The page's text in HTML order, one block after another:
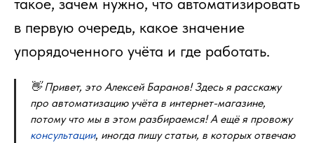
такое, зачем нужно, что автоматизировать
в первую очередь, какое значение
упорядоченного учёта и где работать.
👋 Привет, это Алексей Баранов! Здесь я расскажу
про автоматизацию учёта в интернет-магазине,
потому что мы в этом разбираемся! А ещё я провожу
консультации, иногда пишу статьи, в которых отвечаю